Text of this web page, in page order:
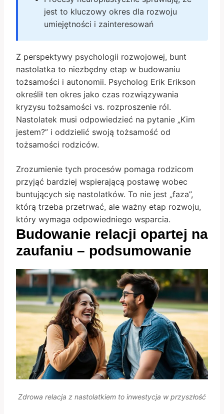
jest to kluczowy okres dla rozwoju
umiejętności i zainteresowań
Z perspektywy psychologii rozwojowej, bunt
nastolatka to niezbędny etap w budowaniu
tożsamości i autonomii. Psycholog Erik Erikson
określił ten okres jako czas rozwiązywania
kryzysu tożsamości vs. rozproszenie ról.
Nastolatek musi odpowiedzieć na pytanie „Kim
jestem?” i oddzielić swoją tożsamość od
tożsamości rodziców.
Zrozumienie tych procesów pomaga rodzicom
przyjąć bardziej wspierającą postawę wobec
buntujących się nastolatków. To nie jest „faza”,
którą trzeba przetrwać, ale ważny etap rozwoju,
który wymaga odpowiedniego wsparcia.
Budowanie relacji opartej na
zaufaniu – podsumowanie
Zdrowa relacja z nastolatkiem to inwestycja w przyszłość